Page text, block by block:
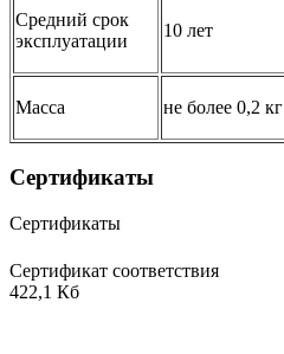
Средний срок
эксплуатации
10 лет
Масса не более 0,2 кг
Сертификаты
Сертификаты
Сертификат соответствия
422,1 Кб